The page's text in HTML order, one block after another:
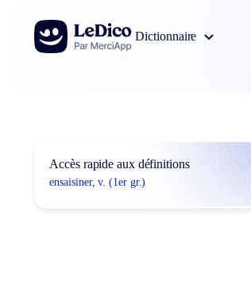
Aller au contenu
Dictionnaire
Accès rapide aux définitions
ensaisiner, v. (1er gr.)